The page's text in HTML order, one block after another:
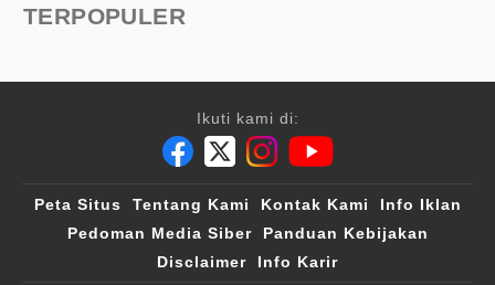
TERPOPULER
Ikuti kami di:
Peta Situs Tentang Kami Kontak Kami
Info Iklan
Pedoman Media Siber
Panduan Kebijakan
Disclaimer
Info Karir